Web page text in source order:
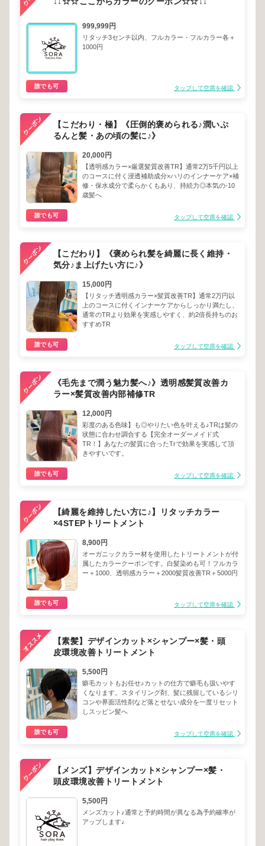
999,999円
リタッチ3センチ以内、フルカラー・フルカラー各＋
1000円
誰でも可 タップして空席を確認
【こだわり・極】《圧倒的褒められる♪潤いぷ
るんと髪・あの頃の髪に♪》
20,000円
【透明感カラー×厳選髪質改善TR】通常2万5千円以上
のコースに付く浸透補助成分×ハリのインナーケア×補
修・保水成分で柔らかくもあり、持続力◎本気の-10
歳髪へ
誰でも可 タップして空席を確認
【こだわり】《褒められ髪を綺麗に長く維持・
気分♪ま上げたい方に♪》
15,000円
【リタッチ透明感カラー×髪質改善TR】通常2万円以
上のコースに付くインナーケアからしっかり満たし、
通常のTRより効果を実感しやすく、約2倍長持ちのお
すすめTR
誰でも可 タップして空席を確認
《毛先まで潤う魅力髪へ♪》透明感髪質改善カ
ラー×髪質改善内部補修TR
12,000円
彩度のある色味】も◎やりたい色を叶える♪TRは髪の
状態に合わせ調合する【完全オーダーメイド式
TR！】あなたの髪質に合ったTrで効果を実感して頂
きやすいです。
誰でも可 タップして空席を確認
【綺麗を維持したい方に♪】リタッチカラー
×4STEPトリートメント
8,900円
オーガニックカラー材を使用したトリートメントが付
属したカラークーポンです。白髪染めも可！フルカラ
ー＋1000、透明感カラー＋2000髪質改善TR＋5000円
誰でも可 タップして空席を確認
【素髪】デザインカット×シャンプー×髪・頭
皮環境改善トリートメント
5,500円
癖毛カットもお任せ♪カットの仕方で癖毛も扱いやす
くなります。スタイリング剤、髪に残留しているシリ
コンや界面活性剤など落とせない成分を一度リセット
しスッピン髪へ
誰でも可 タップして空席を確認
【メンズ】デザインカット×シャンプー×髪・
頭皮環境改善トリートメント
5,500円
メンズカット♪通常と予約時間が異なる為予約確率が
アップします♪